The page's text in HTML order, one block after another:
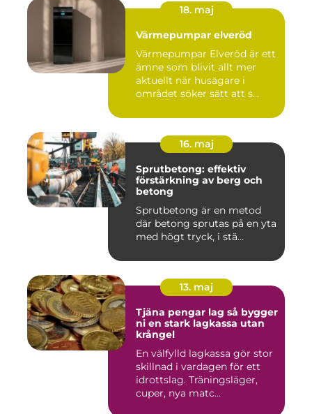
18. maj
Värmepumpar elveröd
Värmepumpar Elveröd är ett
ämne som blivit allt mer
aktuellt när husägare i
området söker sätt att s...
16. maj
Sprutbetong: effektiv
förstärkning av berg och
betong
Sprutbetong är en metod
där betong sprutas på en yta
med högt tryck, i stä...
13. maj
Tjäna pengar lag så bygger
ni en stark lagkassa utan
krångel
En välfylld lagkassa gör stor
skillnad i vardagen för ett
idrottslag. Träningsläger,
cuper, nya matc...